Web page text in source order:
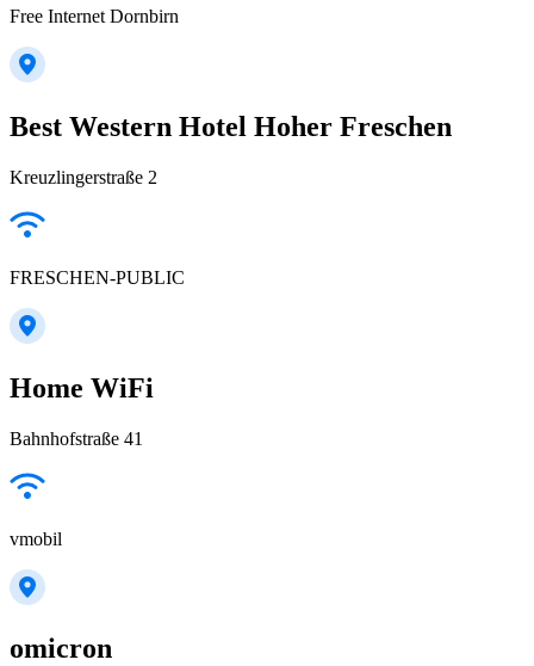
Free Internet Dornbirn
Best Western Hotel Hoher Freschen
Kreuzlingerstraße 2
FRESCHEN-PUBLIC
Home WiFi
Bahnhofstraße 41
vmobil
omicron